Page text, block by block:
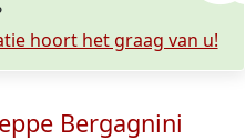
hoort het graag van u!
Bergagnini